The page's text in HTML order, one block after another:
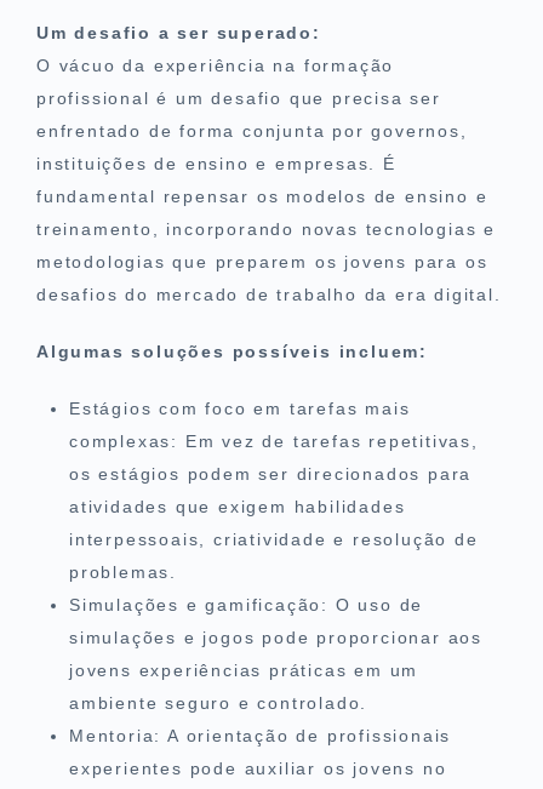
Um desafio a ser superado:
O vácuo da experiência na formação
profissional é um desafio que precisa ser
enfrentado de forma conjunta por governos,
instituições de ensino e empresas. É
fundamental repensar os modelos de ensino e
treinamento, incorporando novas tecnologias e
metodologias que preparem os jovens para os
desafios do mercado de trabalho da era digital.
Algumas soluções possíveis incluem:
Estágios com foco em tarefas mais
complexas: Em vez de tarefas repetitivas,
os estágios podem ser direcionados para
atividades que exigem habilidades
interpessoais, criatividade e resolução de
problemas.
Simulações e gamificação: O uso de
simulações e jogos pode proporcionar aos
jovens experiências práticas em um
ambiente seguro e controlado.
Mentoria: A orientação de profissionais
experientes pode auxiliar os jovens no